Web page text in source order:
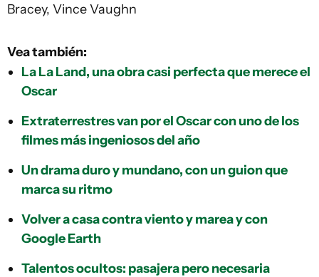
Bracey, Vince Vaughn
Vea también:
La La Land, una obra casi perfecta que merece el
Oscar
Extraterrestres van por el Oscar con uno de los
filmes más ingeniosos del año
Un drama duro y mundano, con un guion que
marca su ritmo
Volver a casa contra viento y marea y con
Google Earth
Talentos ocultos: pasajera pero necesaria